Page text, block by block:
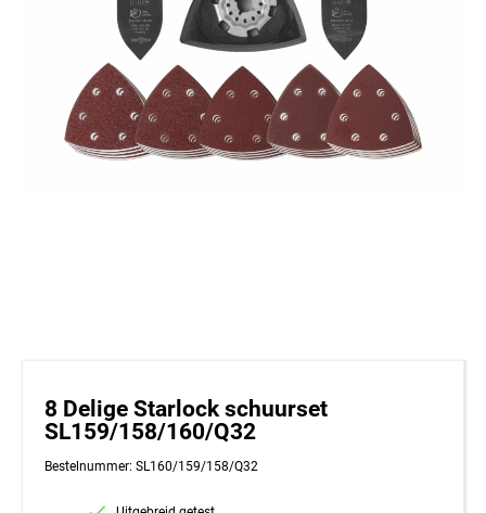
8 Delige Starlock schuurset
SL159/158/160/Q32
Bestelnummer: SL160/159/158/Q32